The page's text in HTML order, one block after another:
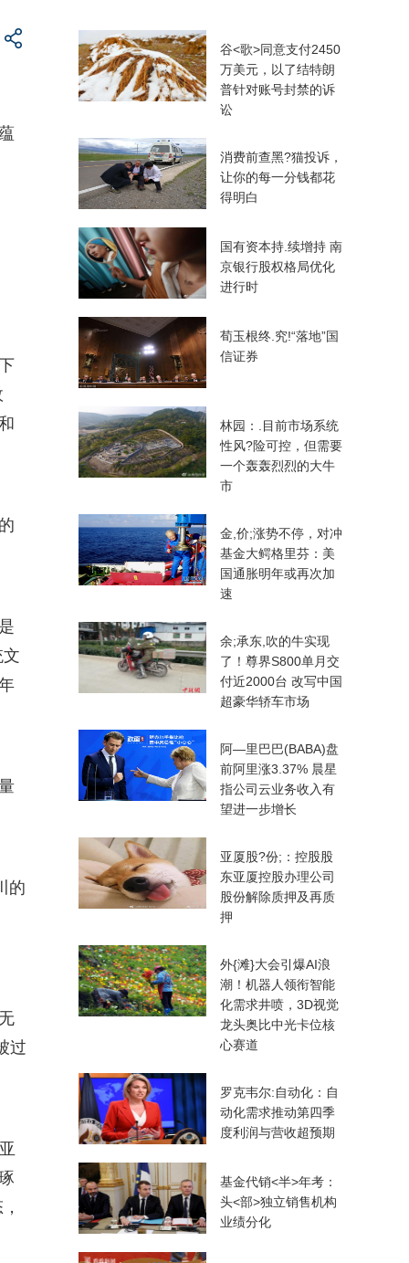
文
的
过
谷<歌>同意支付2450
万美元，以了结特朗
普针对账号封禁的诉
讼
消费前查黑?猫投诉，
让你的每一分钱都花
得明白
国有资本持.续增持 南
京银行股权格局优化
进行时
荀玉根终.究!“落地”国
信证券
林园：.目前市场系统
性风?险可控，但需要
一个轰轰烈烈的大牛
市
金,价;涨势不停，对冲
基金大鳄格里芬：美
国通胀明年或再次加
速
余;承东,吹的牛实现
了！尊界S800单月交
付近2000台 改写中国
超豪华轿车市场
阿—里巴巴(BABA)盘
前阿里涨3.37% 晨星
指公司云业务收入有
望进一步增长
亚厦股?份;：控股股
东亚厦控股办理公司
股份解除质押及再质
押
外{滩}大会引爆AI浪
潮！机器人领衔智能
化需求井喷，3D视觉
龙头奥比中光卡位核
心赛道
罗克韦尔:自动化：自
动化需求推动第四季
度利润与营收超预期
基金代销<半>年考：
头<部>独立销售机构
业绩分化